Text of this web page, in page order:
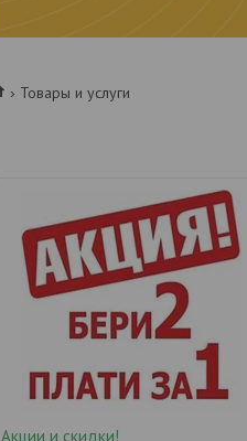
Товары и услуги
Акции и скидки!